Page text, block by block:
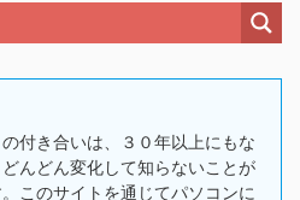
付き合いは、３０年以上にもな
どんどん変化して知らないことが
このサイトを通じてパソコンに